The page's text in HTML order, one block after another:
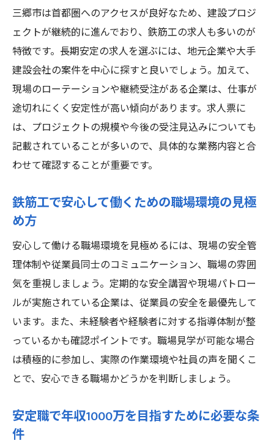
三郷市は首都圏へのアクセスが良好なため、建設プロジ
ェクトが継続的に進んでおり、鉄筋工の求人も多いのが
特徴です。長期安定の求人を選ぶには、地元企業や大手
建設会社の案件を中心に探すと良いでしょう。加えて、
現場のローテーションや継続受注がある企業は、仕事が
途切れにくく安定性が高い傾向があります。求人票に
は、プロジェクトの規模や今後の受注見込みについても
記載されていることが多いので、具体的な業務内容と合
わせて確認することが重要です。
鉄筋工で安心して働くための職場環境の見極
め方
安心して働ける職場環境を見極めるには、現場の安全管
理体制や従業員同士のコミュニケーション、職場の雰囲
気を重視しましょう。定期的な安全講習や現場パトロー
ルが実施されている企業は、従業員の安全を最優先して
います。また、未経験者や経験者に対する指導体制が整
っているかも確認ポイントです。職場見学が可能な場合
は積極的に参加し、実際の作業環境や社員の声を聞くこ
とで、安心できる職場かどうかを判断しましょう。
安定職で年収1000万を目指すために必要な条
件